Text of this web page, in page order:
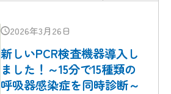
2026年3月26日
新しいPCR検査機器導入し
ました！～15分で15種類の
呼吸器感染症を同時診断～